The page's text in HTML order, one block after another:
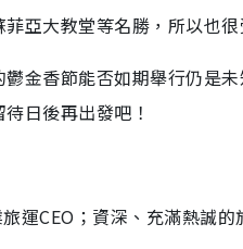
亞大教堂等名勝，所以也
金香節能否如期舉行仍是
日後再出發吧！
運CEO；資深、充滿熱誠的